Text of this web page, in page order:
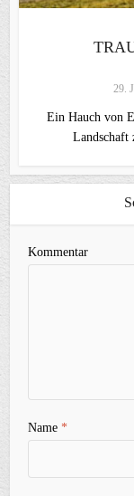
29.
Ein Hauch von
Landschaft
Kommentar
Name*